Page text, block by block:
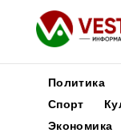
Политика
Спорт
Экономика